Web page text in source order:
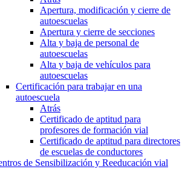
Apertura, modificación y cierre de
autoescuelas
Apertura y cierre de secciones
Alta y baja de personal de
autoescuelas
Alta y baja de vehículos para
autoescuelas
Certificación para trabajar en una
autoescuela
Atrás
Certificado de aptitud para
profesores de formación vial
Certificado de aptitud para directores
de escuelas de conductores
de Sensibilización y Reeducación vial